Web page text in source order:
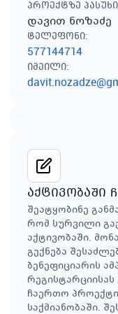
პროექტზე
დავით ნოზაძე
ტელეფონი:
577144714
იმეილი:
აქტივობაში
შეატყობინე
რომ სურვილი
აქტივობაში.
გექნება
ბენეფიციარის
რეგისტარციისას
ჩაერთო
საქმიანობაში.